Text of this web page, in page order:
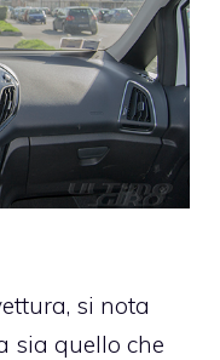
si nota
sia quello che